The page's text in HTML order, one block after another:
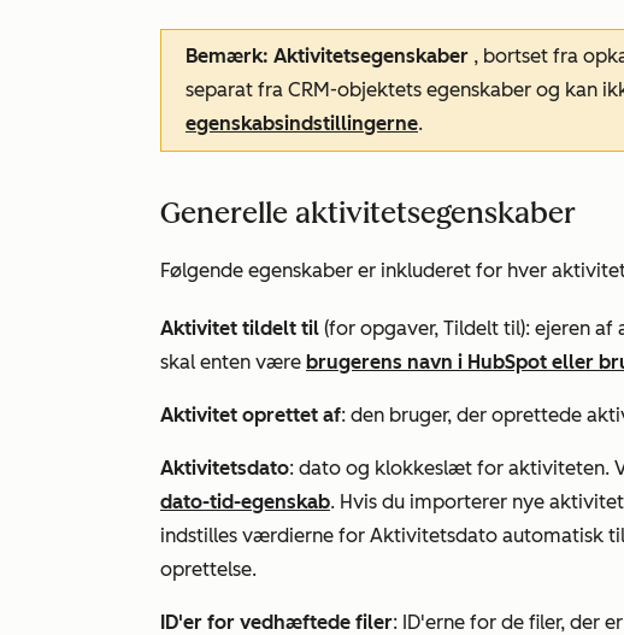
Bemærk: Aktivitetsegenskaber , bortset fra
separat fra CRM-objektets egenskaber og kan
egenskabsindstillingerne.
Generelle aktivitetsegenskaber
Følgende egenskaber er inkluderet for hver
Aktivitet tildelt til (for opgaver, Tildelt til): ejeren af
skal enten være brugerens navn i HubSpot eller
Aktivitet oprettet af: den bruger, der oprettede
Aktivitetsdato: dato og klokkeslæt for aktiviteten.
dato-tid-egenskab. Hvis du importerer nye
indstilles værdierne for Aktivitetsdato automatisk
oprettelse.
ID'er for vedhæftede filer: ID'erne for de filer, der